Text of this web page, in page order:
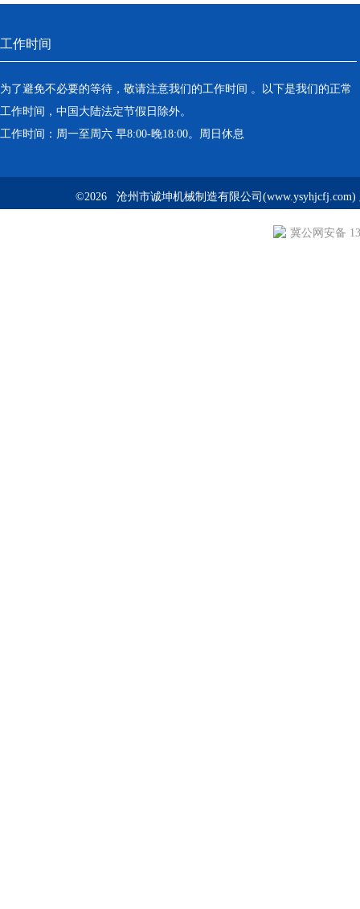
工作时间
为了避免不必要的等待，敬请注意我们的工作时间 。以下是我们的正常
工作时间，中国大陆法定节假日除外。
工作时间：周一至周六 早8:00-晚18:00。周日休息
©2026 沧州市诚坤机械制造有限公司
冀公网安备